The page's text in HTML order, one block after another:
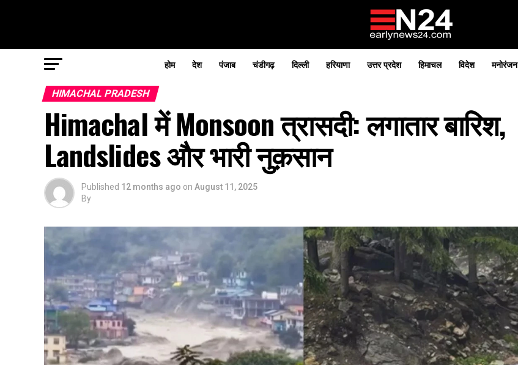
होम देश पंजाब चंडीगढ़ दिल्ली हरियाणा उत्तर प्रदेश हिमाचल विदेश मनोरंजन
HIMACHAL PRADESH
Himachal में Monsoon त्रासदी: लगातार बारिश,
Landslides और भारी नुक़सान
Published 12 months ago on August 11, 2025
By